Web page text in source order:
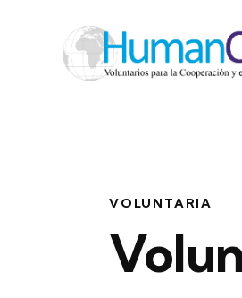
VOLUNTARIA